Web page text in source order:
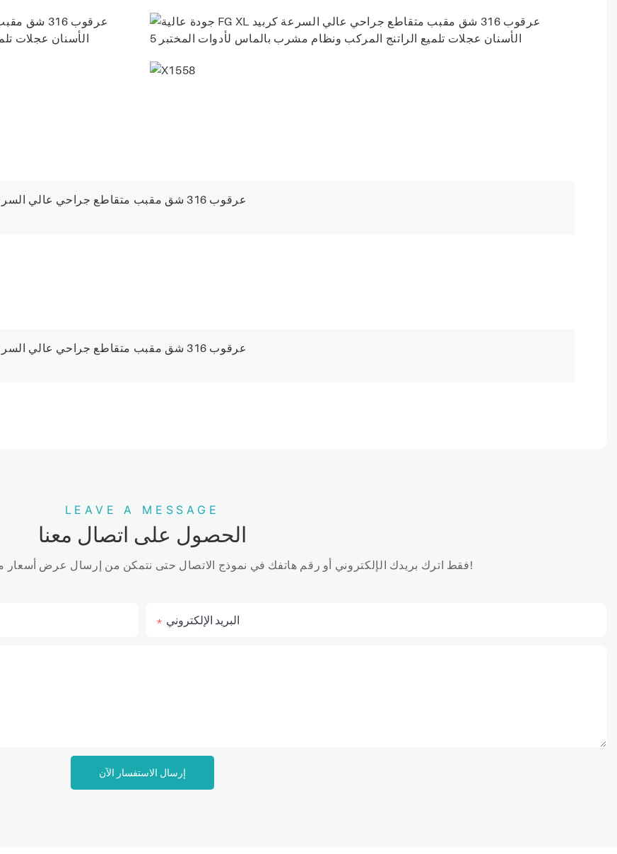
LEAVE A MESSAGE
الحصول على اتصال معنا
فقط اترك بريدك الإلكتروني أو رقم هاتفك في نموذج الاتصال حتى نتمكن من إرسال عرض أسعار مجاني لنا لمجموعة واسعة من التصاميم!
البريد الإلكتروني
إرسال الاستفسار الآن